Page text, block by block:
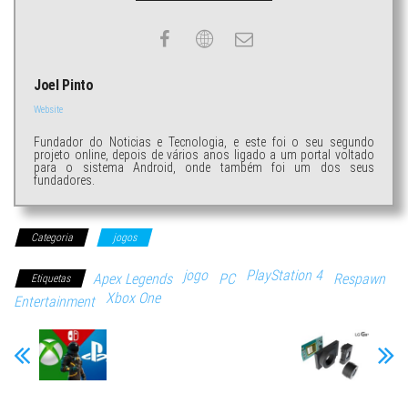
Joel Pinto
Website
Fundador do Noticias e Tecnologia, e este foi o seu segundo
projeto online, depois de vários anos ligado a um portal voltado
para o sistema Android, onde também foi um dos seus
fundadores.
Categoria jogos
Etiquetas Apex Legends jogo PC PlayStation 4
Respawn
Entertainment
Xbox One